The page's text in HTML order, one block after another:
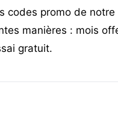
codes promo de
manières : mois
gratuit.